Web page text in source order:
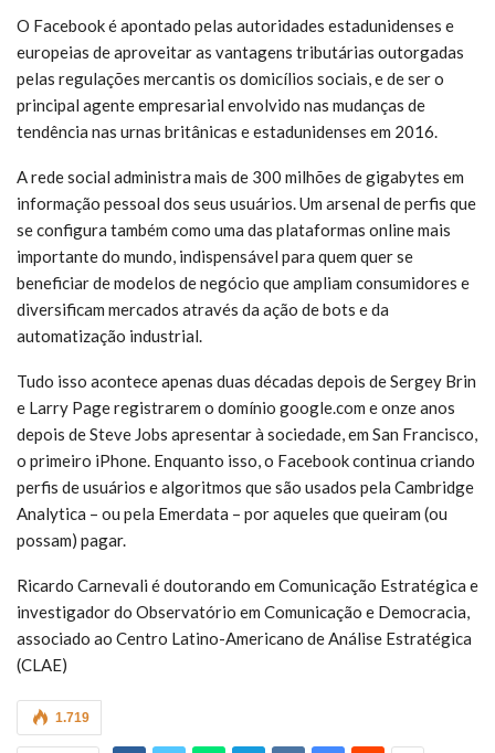
O Facebook é apontado pelas autoridades estadunidenses e
europeias de aproveitar as vantagens tributárias outorgadas
pelas regulações mercantis os domicílios sociais, e de ser o
principal agente empresarial envolvido nas mudanças de
tendência nas urnas britânicas e estadunidenses em 2016.
A rede social administra mais de 300 milhões de gigabytes em
informação pessoal dos seus usuários. Um arsenal de perfis que
se configura também como uma das plataformas online mais
importante do mundo, indispensável para quem quer se
beneficiar de modelos de negócio que ampliam consumidores e
diversificam mercados através da ação de bots e da
automatização industrial.
Tudo isso acontece apenas duas décadas depois de Sergey Brin
e Larry Page registrarem o domínio google.com e onze anos
depois de Steve Jobs apresentar à sociedade, em San Francisco,
o primeiro iPhone. Enquanto isso, o Facebook continua criando
perfis de usuários e algoritmos que são usados pela Cambridge
Analytica – ou pela Emerdata – por aqueles que queiram (ou
possam) pagar.
Ricardo Carnevali é doutorando em Comunicação Estratégica e
investigador do Observatório em Comunicação e Democracia,
associado ao Centro Latino-Americano de Análise Estratégica
(CLAE)
1.719